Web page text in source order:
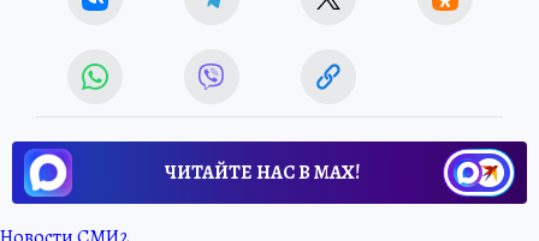
ЧИТАЙТЕ НАС В МАХ!